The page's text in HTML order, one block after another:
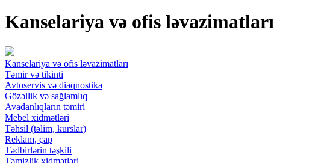
Kanselariya və ofis ləvazimatları
Kanselariya və ofis ləvazimatları
Təmir və tikinti
Avtoservis və diaqnostika
Gözəllik və sağlamlıq
Avadanlıqların təmiri
Mebel xidmətləri
Təhsil (təlim, kurslar)
Reklam, çap
Tədbirlərin təşkili
Təmizlik xidmətləri